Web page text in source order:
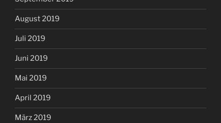
August 2019
Juli 2019
Juni 2019
Mai 2019
April 2019
März 2019